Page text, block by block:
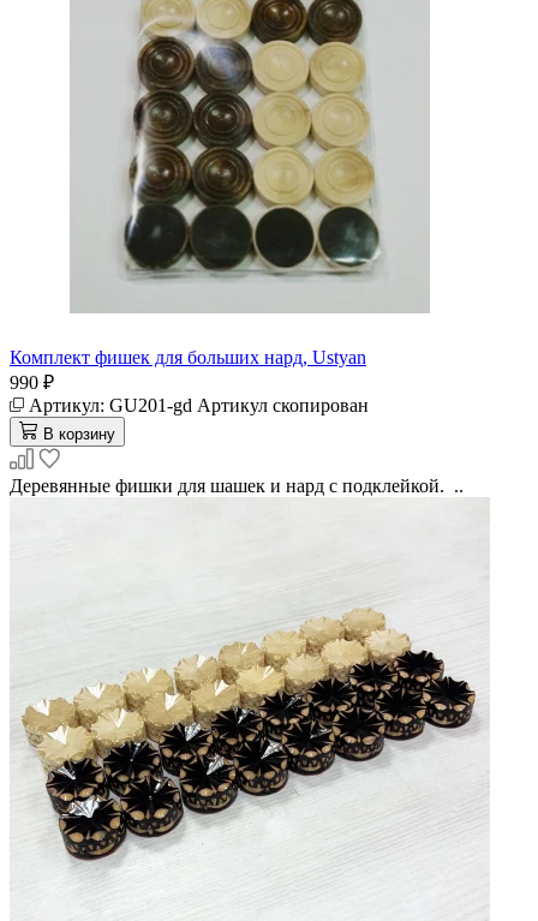
Комплект фишек для больших нард, Ustyan
990 ₽
Артикул: GU201-gd Артикул скопирован
В корзину
Деревянные фишки для шашек и нард с подклейкой. ..